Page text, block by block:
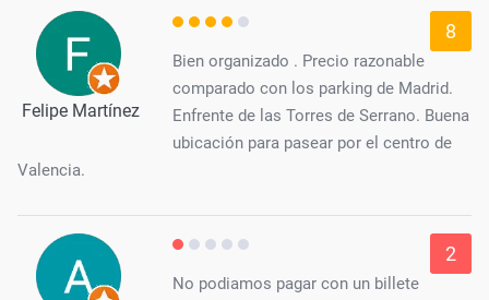
Felipe Martínez
8
Bien organizado . Precio razonable
comparado con los parking de Madrid.
Enfrente de las Torres de Serrano. Buena
ubicación para pasear por el centro de
Valencia.
2
No podiamos pagar con un billete